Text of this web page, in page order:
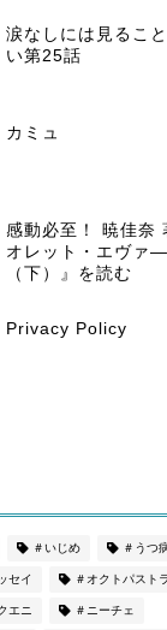
涙なしには見るこ
い第25話
カミュ
感動必至！ 暁佳奈
オレット・エヴァ
（下）』を読む
Privacy Policy
＃いじめ ＃うつ
セイ ＃オクトパスト
エニ ＃ニーチェ